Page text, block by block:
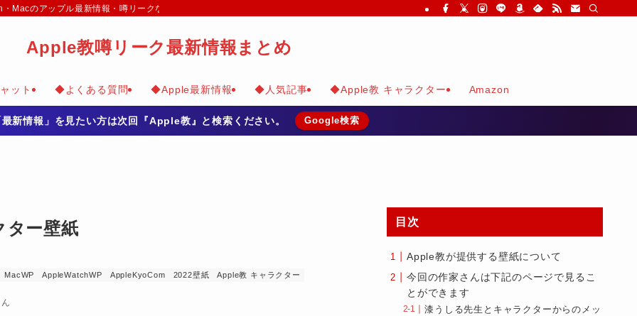
のアップル最新情報・噂リークなどのまとめて掲載
Apple教噂リーク最新情報まとめ
ット ◆よくある質問 ◆Apple最新情報 ◆人気記事 ◆Apple教 キャラクター Amazon
新情報」を見たい方は次回『Apple教』と検索ください。 Google検索
ター壁紙
MacWP AppleWatchWP AppleKyoCom 2022壁紙 Apple教 キャラクター
目次
Apple教が提供する壁紙について
今回の作家さんは下記のページで見るこ
とができます
漆うしる先生とキャラクターからのメッ